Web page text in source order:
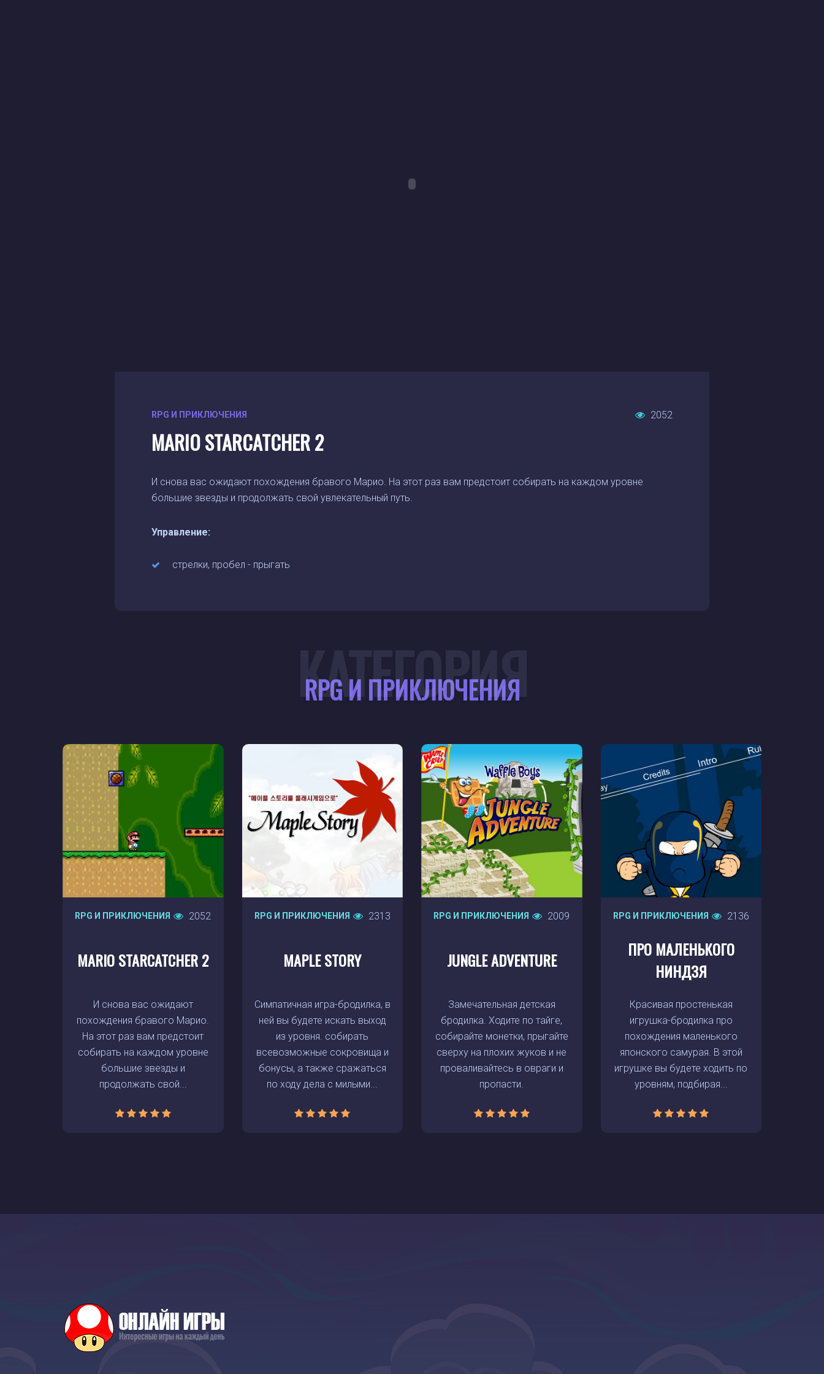
RPG И ПРИКЛЮЧЕНИЯ 2052
MARIO STARCATCHER 2
И снова вас ожидают похождения бравого Марио. На этот раз вам предстоит собирать на каждом уровне
большие звезды и продолжать свой увлекательный путь.
Управление:
стрелки, пробел - прыгать
RPG И ПРИКЛЮЧЕНИЯ
КАТЕГОРИЯ
RPG И ПРИКЛЮЧЕНИЯ 2052
MARIO STARCATCHER 2
И снова вас ожидают
похождения бравого Марио.
На этот раз вам предстоит
собирать на каждом уровне
большие звезды и
продолжать свой...
RPG И ПРИКЛЮЧЕНИЯ 2313
MAPLE STORY
Симпатичная игра-бродилка, в
ней вы будете искать выход
из уровня. собирать
всевозможные сокровища и
бонусы, а также сражаться
по ходу дела с милыми...
RPG И ПРИКЛЮЧЕНИЯ 2009
JUNGLE ADVENTURE
Замечательная детская
бродилка. Ходите по тайге,
собирайте монетки, прыгайте
сверху на плохих жуков и не
проваливайтесь в овраги и
пропасти.
RPG И ПРИКЛЮЧЕНИЯ 2136
ПРО МАЛЕНЬКОГО
НИНДЗЯ
Красивая простенькая
игрушка-бродилка про
похождения маленького
японского самурая. В этой
игрушке вы будете ходить по
уровням, подбирая...